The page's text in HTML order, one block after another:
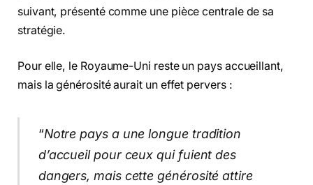
suivant, présenté comme une pièce centrale de sa
stratégie.
Pour elle, le Royaume-Uni reste un pays accueillant,
mais la générosité aurait un effet pervers :
“Notre pays a une longue tradition
d’accueil pour ceux qui fuient des
dangers, mais cette générosité attire